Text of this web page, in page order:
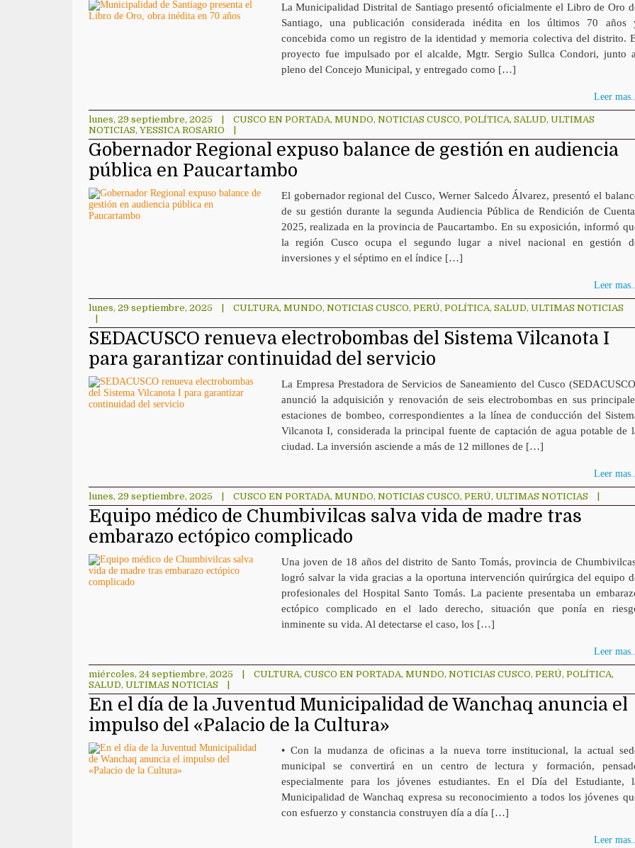
La Municipalidad Distrital de Santiago presentó oficialmente el Libro de Oro
Santiago, una publicación considerada inédita en los últimos 70 años
concebida como un registro de la identidad y memoria colectiva del distrito.
proyecto fue impulsado por el alcalde, Mgtr. Sergio Sullca Condori, junto
pleno del Concejo Municipal, y entregado como […]
Leer mas...
lunes, 29 septiembre, 2025 CUSCO EN PORTADA, MUNDO, NOTICIAS CUSCO, POLÍTICA, SALUD, ULTIMAS
NOTICIAS, YESSICA ROSARIO
Gobernador Regional expuso balance de gestión en audiencia
pública en Paucartambo
El gobernador regional del Cusco, Werner Salcedo Álvarez, presentó el
de su gestión durante la segunda Audiencia Pública de Rendición de
2025, realizada en la provincia de Paucartambo. En su exposición, informó
la región Cusco ocupa el segundo lugar a nivel nacional en gestión
inversiones y el séptimo en el índice […]
Leer mas...
lunes, 29 septiembre, 2025 CULTURA, MUNDO, NOTICIAS CUSCO, PERÚ, POLÍTICA, SALUD, ULTIMAS NOTICIAS
SEDACUSCO renueva electrobombas del Sistema Vilcanota I
para garantizar continuidad del servicio
La Empresa Prestadora de Servicios de Saneamiento del Cusco
anunció la adquisición y renovación de seis electrobombas en sus
estaciones de bombeo, correspondientes a la línea de conducción del
Vilcanota I, considerada la principal fuente de captación de agua potable de
ciudad. La inversión asciende a más de 12 millones de […]
Leer mas...
lunes, 29 septiembre, 2025 CUSCO EN PORTADA, MUNDO, NOTICIAS CUSCO, PERÚ, ULTIMAS NOTICIAS
Equipo médico de Chumbivilcas salva vida de madre tras
embarazo ectópico complicado
Una joven de 18 años del distrito de Santo Tomás, provincia de
logró salvar la vida gracias a la oportuna intervención quirúrgica del equipo
profesionales del Hospital Santo Tomás. La paciente presentaba un
ectópico complicado en el lado derecho, situación que ponía en
inminente su vida. Al detectarse el caso, los […]
Leer mas...
miércoles, 24 septiembre, 2025 CULTURA, CUSCO EN PORTADA, MUNDO, NOTICIAS CUSCO, PERÚ, POLÍTICA,
SALUD, ULTIMAS NOTICIAS
En el día de la Juventud Municipalidad de Wanchaq anuncia el
impulso del «Palacio de la Cultura»
• Con la mudanza de oficinas a la nueva torre institucional, la actual
municipal se convertirá en un centro de lectura y formación,
especialmente para los jóvenes estudiantes. En el Día del Estudiante,
Municipalidad de Wanchaq expresa su reconocimiento a todos los jóvenes
con esfuerzo y constancia construyen día a día […]
Leer mas...